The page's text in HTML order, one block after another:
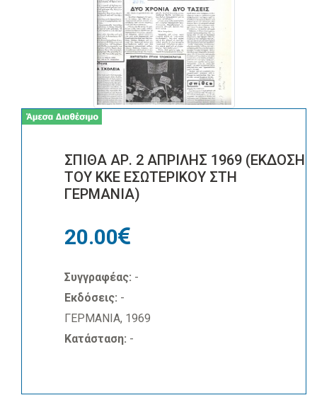
ΣΠΙΘΑ ΑΡ. 2 ΑΠΡΙΛΗΣ 1969 (ΕΚΔΟΣΗ
ΤΟΥ ΚΚΕ ΕΣΩΤΕΡΙΚΟΥ ΣΤΗ
ΓΕΡΜΑΝΙΑ)
20.00
Συγγραφέας: -
Εκδόσεις: -
ΓΕΡΜΑΝΙΑ, 1969
Κατάσταση: -